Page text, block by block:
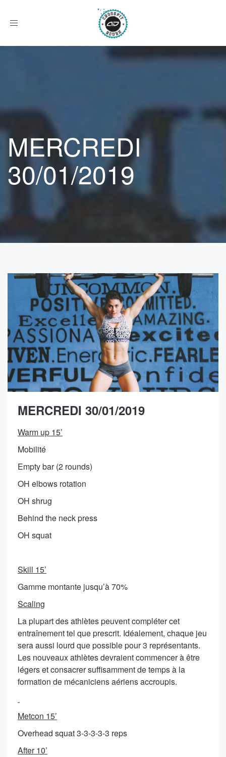
Afficher
MERCREDI
30/01/2019
MERCREDI 30/01/2019
Warm up 15’
Mobilité
Empty bar (2 rounds)
OH elbows rotation
OH shrug
Behind the neck press
OH squat
Skill 15’
Gamme montante jusqu’à 70%
Scaling
La plupart des athlètes peuvent compléter cet
entraînement tel que prescrit. Idéalement, chaque jeu
sera aussi lourd que possible pour 3 représentants.
Les nouveaux athlètes devraient commencer à être
légers et consacrer suffisamment de temps à la
formation de mécaniciens aériens accroupis.
Metcon 15’
Overhead squat 3-3-3-3-3 reps
After 10’